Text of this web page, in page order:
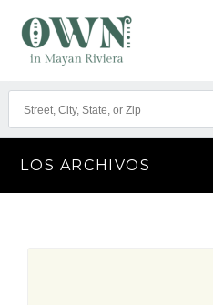
LOS ARCHIVOS